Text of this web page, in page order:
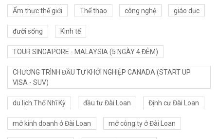
Ẩm thực thế giới Thể thao công nghệ giáo dục
đười sống Kinh tế
TOUR SINGAPORE - MALAYSIA (5 NGÀY 4 ĐÊM)
CHƯƠNG TRÌNH ĐẦU TƯ KHỞI NGHIỆP CANADA (START UP
VISA - SUV)
du lịch Thổ Nhĩ Kỳ đầu tư Đài Loan Định cư Đài Loan
mở kinh doanh ở Đài Loan mở công ty ở Đài Loan